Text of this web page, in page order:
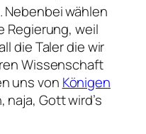
Nebenbei wählen
Regierung, weil
die Taler die wir
Wissenschaft
uns von Königen
Gott wird’s